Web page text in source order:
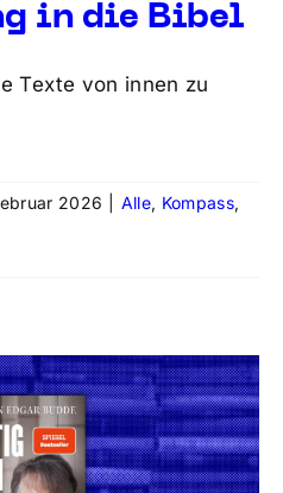
in die Bibel
Texte von innen zu
2026 Alle, Kompass,